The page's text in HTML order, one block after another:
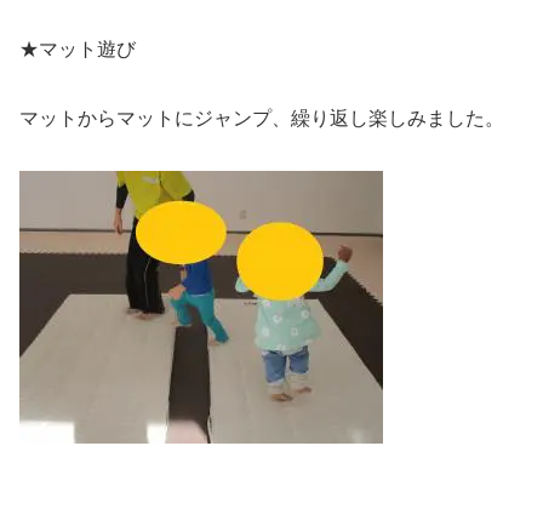
★マット遊び
マットからマットにジャンプ、繰り返し楽しみました。